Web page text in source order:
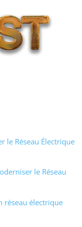
le Réseau Électrique
le Réseau
réseau électrique